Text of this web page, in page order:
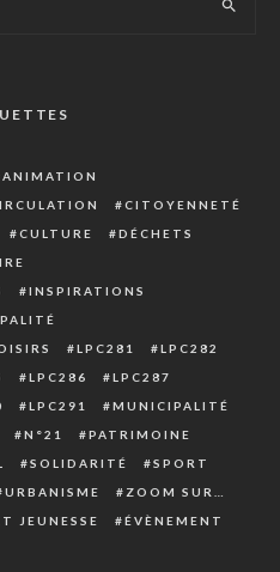
ANIMATION
CITOYENNETÉ
CULTURE
DÉCHETS
INSPIRATIONS
LPC281
LPC282
LPC286
LPC287
LPC291
MUNICIPALITÉ
N°21
PATRIMOINE
SOLIDARITÉ
SPORT
URBANISME
ZOOM SUR…
JEUNESSE ÉVÈNEMENT